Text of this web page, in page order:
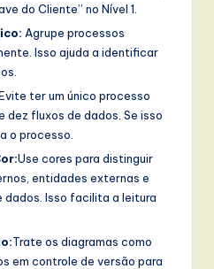
do Cliente” no Nível 1.
Agrupe processos
Isso ajuda a identificar
ter um único processo
dez fluxos de dados. Se isso
o processo.
Use cores para distinguir
entidades externas e
dados. Isso facilita a leitura
Trate os diagramas como
em controle de versão para